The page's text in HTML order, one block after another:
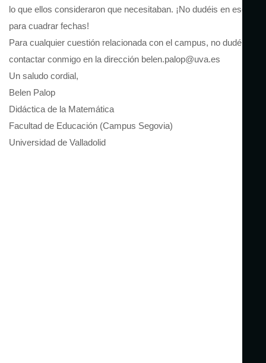
lo que ellos consideraron que necesitaban. ¡No dudéis en
para cuadrar fechas!
Para cualquier cuestión relacionada con el campus, no dudéis en
contactar conmigo en la dirección belen.palop@uva.es
Un saludo cordial,
Belen Palop
Didáctica de la Matemática
Facultad de Educación (Campus Segovia)
Universidad de Valladolid